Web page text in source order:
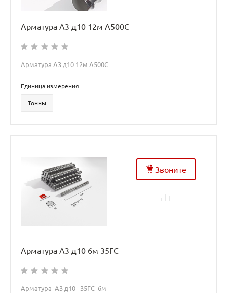
Арматура А3 д10 12м А500С
Арматура А3 д10 12м А500С
Единица измерения
Тонны
Звоните
Арматура А3 д10 6м 35ГС
Арматура А3 д10 35ГС 6м